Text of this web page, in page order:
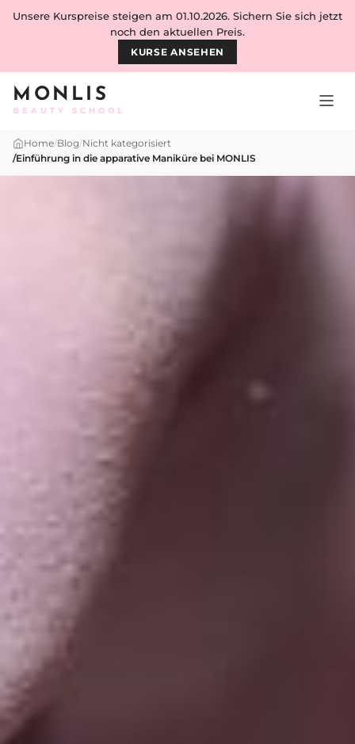
Skip to content
MONLIS
BEAUTY SCHOOL
Unsere Kurspreise steigen am 01.10.2026. Sichern Sie sich jetzt
noch den aktuellen Preis.
KURSE ANSEHEN
Home/Blog/Nicht kategorisiert
/Einführung in die apparative Maniküre bei MONLIS